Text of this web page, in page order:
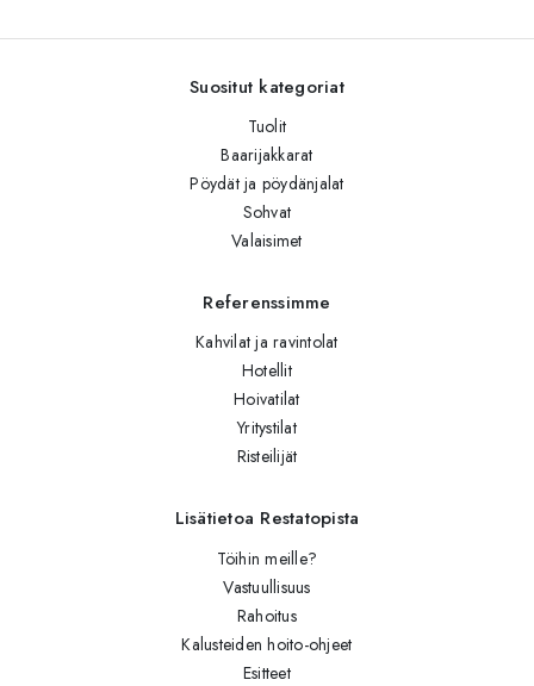
Suositut kategoriat
Tuolit
Baarijakkarat
Pöydät ja pöydänjalat
Sohvat
Valaisimet
Referenssimme
Kahvilat ja ravintolat
Hotellit
Hoivatilat
Yritystilat
Risteilijät
Lisätietoa Restatopista
Töihin meille?
Vastuullisuus
Rahoitus
Kalusteiden hoito-ohjeet
Esitteet